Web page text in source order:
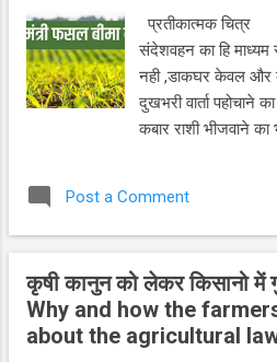
के रास्ते सिमट जाते है|
हि किसान आय बढाने
एक ऐसा समुदाय है
जिंदगी बिताना पढती है|
प्रतीकात्मक चित्र
संदेशवहन का हि
नही ,डाकघर केवल और
दुखभरी वार्ता पहोचाने
कबार राशी भीजवाने
यह हम इसलिये कह रहे
दो नही बल्की पुरे 73
जिसके तहेत किसान
डाकघर में जाकर सी एस
माध्यम से आवेदन कर
Post a Comment
कृषी कानुन को लेकर किसानो
Why and how the
about the agricultural